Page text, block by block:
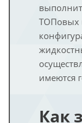
ТОПовых
имеются
Как